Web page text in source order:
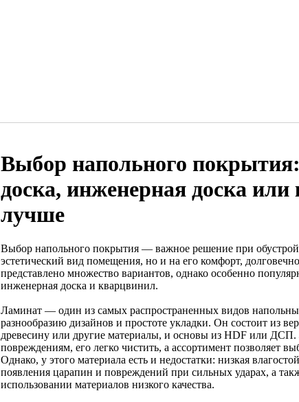
Выбор напольного
доска, инженерная доска
лучше
Выбор напольного покрытия — важное решение при
эстетический вид помещения, но и на его комфорт,
представлено множество вариантов, однако особенно
инженерная доска и кварцвинил.
Ламинат — один из самых распространенных видов
разнообразию дизайнов и простоте укладки. Он состоит из
древесину или другие материалы, и основы из HDF или
повреждениям, его легко чистить, а ассортимент позволяет
Однако, у этого материала есть и недостатки: низкая
появления царапин и повреждений при сильных ударах, а
использовании материалов низкого качества.